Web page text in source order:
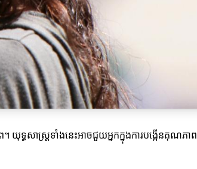
ទ្ធសាស្ត្រទាំងនេះអាចជួយអ្នកក្នុងការបង្កើនគុណភ